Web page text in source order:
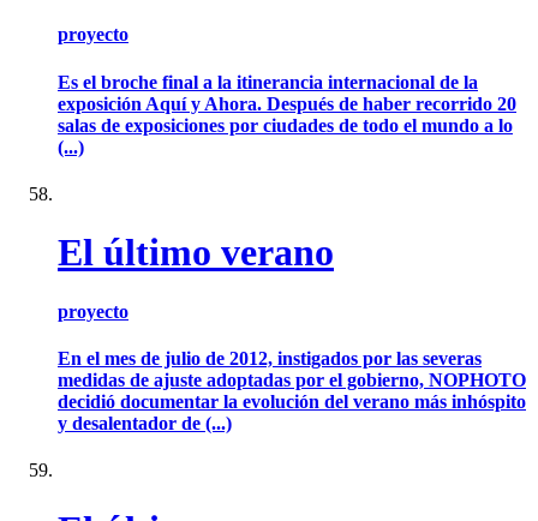
proyecto
Es el broche final a la itinerancia internacional de la
exposición Aquí y Ahora. Después de haber recorrido 20
salas de exposiciones por ciudades de todo el mundo a lo
(...)
El último verano
proyecto
En el mes de julio de 2012, instigados por las severas
medidas de ajuste adoptadas por el gobierno, NOPHOTO
decidió documentar la evolución del verano más inhóspito
y desalentador de (...)